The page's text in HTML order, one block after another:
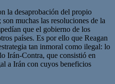
la desaprobación del propio
muchas las resoluciones de la
que el gobierno de los
países. Es por ello que Reagan
tan inmoral como ilegal: lo
Irán-Contra, que consistió en
a Irán con cuyos beneficios